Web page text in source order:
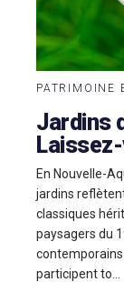
PATRIMOINE
Jardins
En Nouvelle-
jardins
classiques
paysagers du
participent to...